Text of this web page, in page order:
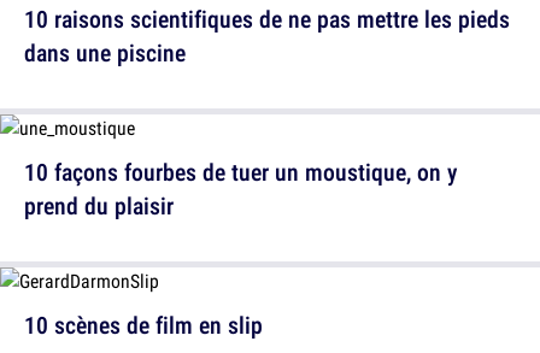
10 façons fourbes de tuer un moustique, on y
prend du plaisir
10 raisons scientifiques de ne pas mettre les pieds
dans une piscine
10 scènes de film en slip